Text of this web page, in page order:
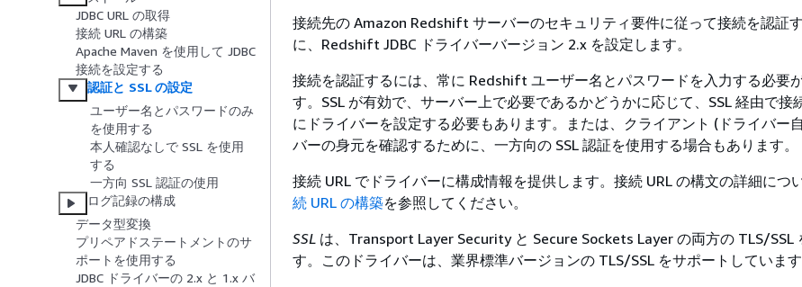
JDBC URL の取得
接続 URL の構築
Apache Maven を使用して JDBC
接続を設定する
認証と SSL の設定
ユーザー名とパスワードのみ
を使用する
本人確認なしで SSL を使用
する
一方向 SSL 認証の使用
ログ記録の構成
データ型変換
プリペアドステートメントのサ
ポートを使用する
JDBC ドライバーの 2.x と 1.x バ
接続先の Amazon Redshift サーバーのセキュリティ要件に従って接続を認証
に、Redshift JDBC ドライバーバージョン 2.x を設定します。
接続を認証するには、常に Redshift ユーザー名とパスワードを入力する必要
す。SSL が有効で、サーバー上で必要であるかどうかに応じて、SSL 経由で接
にドライバーを設定する必要もあります。または、クライアント (ドライバー
バーの身元を確認するために、一方向の SSL 認証を使用する場合もあります。
接続 URL でドライバーに構成情報を提供します。接続 URL の構文の詳細につい
続 URL の構築を参照してください。
SSL は、Transport Layer Security と Secure Sockets Layer の両方の TLS/SSL
す。このドライバーは、業界標準バージョンの TLS/SSL をサポートしています